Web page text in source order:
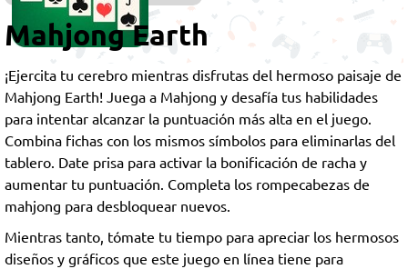
Solitario
Mahjong Earth
¡Ejercita tu cerebro mientras disfrutas del hermoso paisaje de
Mahjong Earth! Juega a Mahjong y desafía tus habilidades
para intentar alcanzar la puntuación más alta en el juego.
Combina fichas con los mismos símbolos para eliminarlas del
tablero. Date prisa para activar la bonificación de racha y
aumentar tu puntuación. Completa los rompecabezas de
mahjong para desbloquear nuevos.
Mientras tanto, tómate tu tiempo para apreciar los hermosos
diseños y gráficos que este juego en línea tiene para